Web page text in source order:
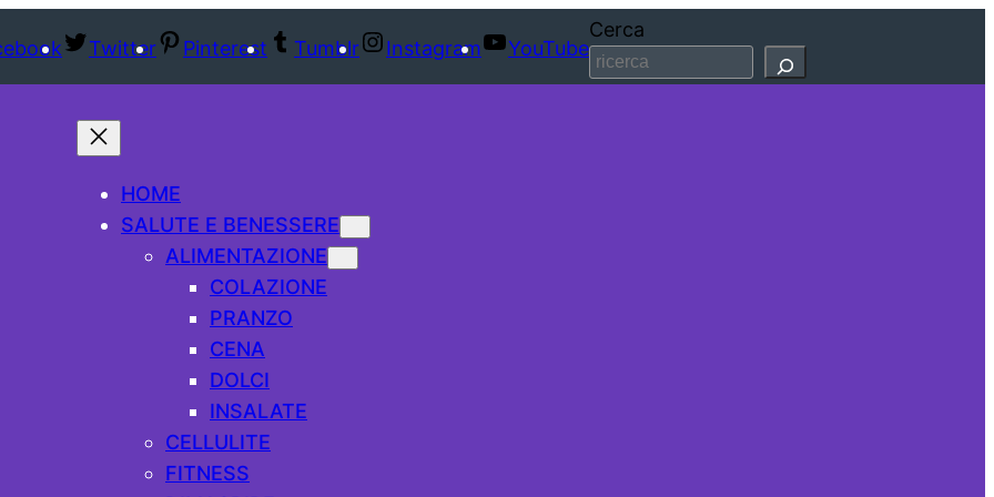
Twitter Pinterest Tumblr Instagram YouTube
Cerca
HOME
SALUTE E BENESSERE
ALIMENTAZIONE
COLAZIONE
PRANZO
CENA
DOLCI
INSALATE
CELLULITE
FITNESS